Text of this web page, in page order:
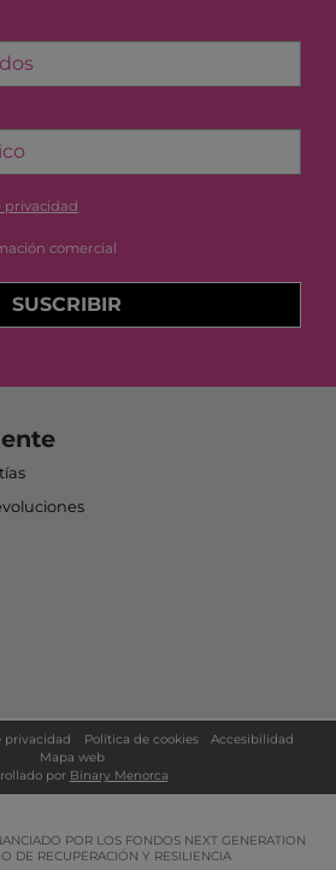
privacidad
comercial
SUSCRIBIR
privacidad Política de cookies
Accesibilidad
Mapa web
por Binary Menorca
POR LOS FONDOS NEXT GENERATION
DE RECUPERACIÓN Y RESILIENCIA